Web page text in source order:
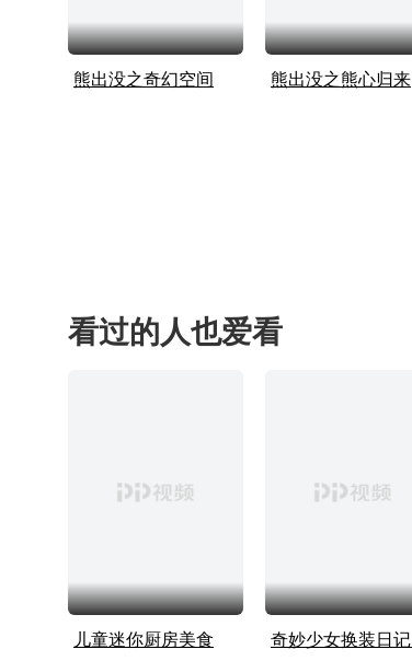
熊出没之奇幻空间 熊出没之熊心归来
看过的人也爱看
儿童迷你厨房美食